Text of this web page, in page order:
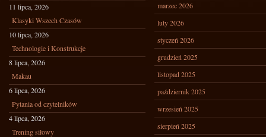
11 lipca, 2026
Klasyki Wszech Czasów
10 lipca, 2026
Technologie i Konstrukcje
8 lipca, 2026
Makau
6 lipca, 2026
Pytania od czytelników
4 lipca, 2026
Trening siłowy
marzec 2026
luty 2026
styczeń 2026
grudzień 2025
listopad 2025
październik 2025
wrzesień 2025
sierpień 2025